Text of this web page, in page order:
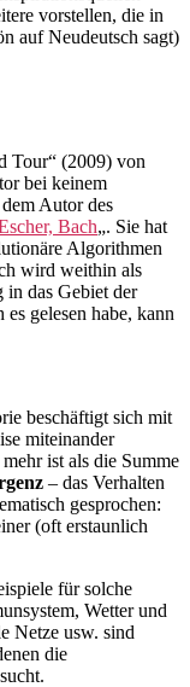
vorstellen, die in
auf Neudeutsch sagt)
Tour“ (2009) von
bei keinem
Autor des
Bach„. Sie hat
Algorithmen
wird weithin als
das Gebiet der
gelesen habe, kann
beschäftigt sich mit
miteinander
ist als die Summe
– das Verhalten
gesprochen:
(oft erstaunlich
für solche
Wetter und
Netze usw. sind
die